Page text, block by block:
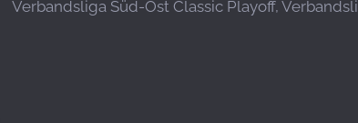
Verbandsliga Süd-Ost Classic Playoff,